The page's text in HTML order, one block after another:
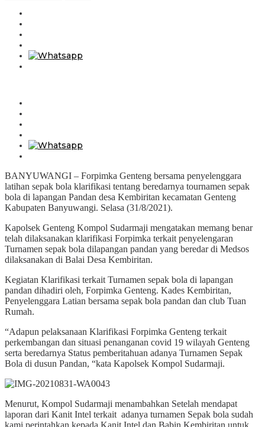
BANYUWANGI – Forpimka Genteng bersama penyelenggara
latihan sepak bola klarifikasi tentang beredarnya tournamen sepak
bola di lapangan Pandan desa Kembiritan kecamatan Genteng
Kabupaten Banyuwangi. Selasa (31/8/2021).
Kapolsek Genteng Kompol Sudarmaji mengatakan memang benar
telah dilaksanakan klarifikasi Forpimka terkait penyelengaran
Turnamen sepak bola dilapangan pandan yang beredar di Medsos
dilaksanakan di Balai Desa Kembiritan.
Kegiatan Klarifikasi terkait Turnamen sepak bola di lapangan
pandan dihadiri oleh, Forpimka Genteng. Kades Kembiritan,
Penyelenggara Latian bersama sepak bola pandan dan club Tuan
Rumah.
“Adapun pelaksanaan Klarifikasi Forpimka Genteng terkait
perkembangan dan situasi penanganan covid 19 wilayah Genteng
serta beredarnya Status pemberitahuan adanya Turnamen Sepak
Bola di dusun Pandan, “kata Kapolsek Kompol Sudarmaji.
Menurut, Kompol Sudarmaji menambahkan Setelah mendapat
laporan dari Kanit Intel terkait adanya turnamen Sepak bola sudah
kami perintahkan kepada Kanit Intel dan Babin Kembiritan untuk